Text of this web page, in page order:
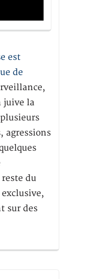
est
de
juive la
agressions
du
sur des